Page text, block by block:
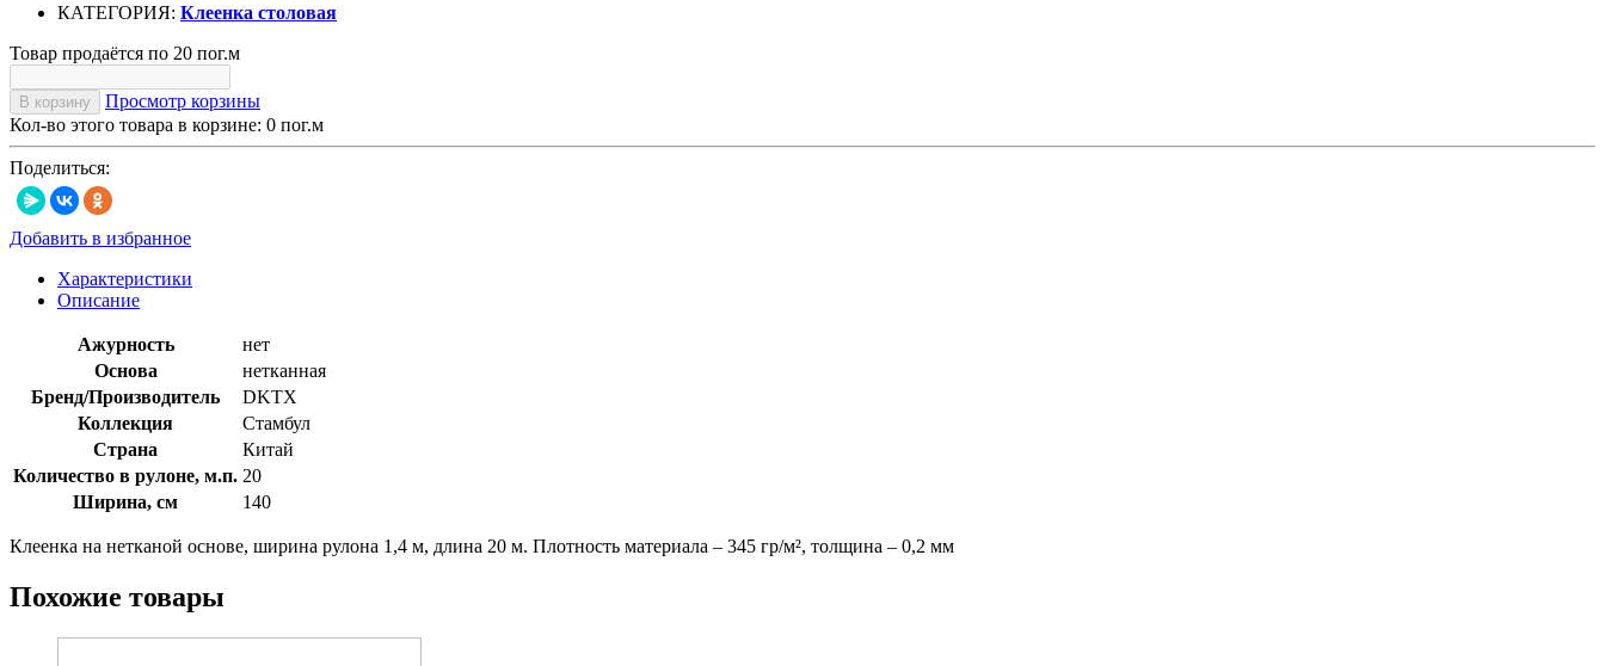
КАТЕГОРИЯ: Клеенка столовая
Товар продаётся по 20 пог.м
В корзину
Просмотр корзины
Кол-во этого товара в корзине: 0 пог.м
Поделиться:
Добавить в избранное
Характеристики
Описание
Ажурность
нет
Основа
нетканная
Бренд/Производитель
DKTX
Коллекция
Стамбул
Страна
Китай
Количество в рулоне, м.п. 20
Ширина, см
140
Клеенка на нетканой основе, ширина рулона 1,4 м, длина 20 м. Плотность материала – 345 гр/м², толщина – 0,2 мм
Похожие товары